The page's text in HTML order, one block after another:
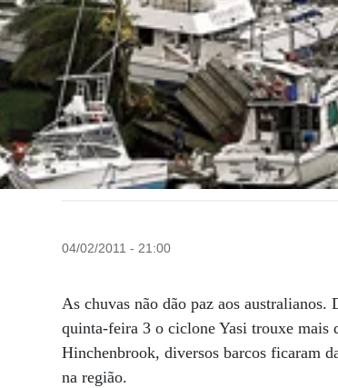
04/02/2011 - 21:00
As chuvas não dão paz aos australianos.
quinta-feira 3 o ciclone Yasi trouxe mais
Hinchenbrook, diversos barcos ficaram
na região.